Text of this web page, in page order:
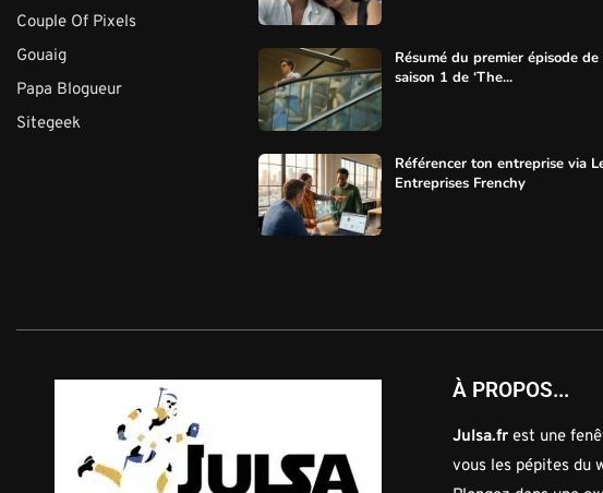
Couple Of Pixels
Gouaig
Papa Blogueur
Sitegeek
Résumé du premier épisode de
saison 1 de ‘The...
Référencer ton entreprise via
Entreprises Frenchy
À PROPOS...
Julsa.frest une
vous les pépites du